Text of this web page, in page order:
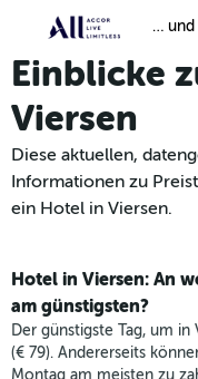
… und
Einblicke
Viersen
Diese aktuellen,
Informationen zu
ein Hotel in Viersen.
Hotel in Viersen: An
am günstigsten?
Der günstigste Tag, um
(€ 79). Andererseits
Montag am meisten zu